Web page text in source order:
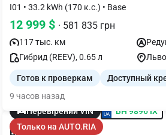
I01 • 33.2 kWh (170 к.с.) • Base
12 999 $ · 581 835 грн
117 тыс. км
Гибрид (REEV), 0.65 л
Готов к проверкам Доступный
9 часов назад
Перевірений VIN
BH 9896 IX
Только на AUTO.RIA
BMW I3 2015